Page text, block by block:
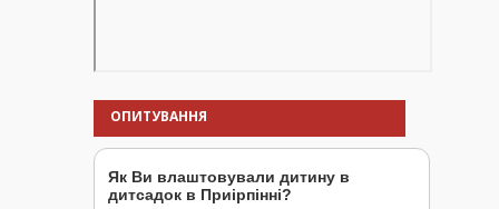
ОПИТУВАННЯ
Як Ви влаштовували дитину в
дитсадок в Приірпінні?